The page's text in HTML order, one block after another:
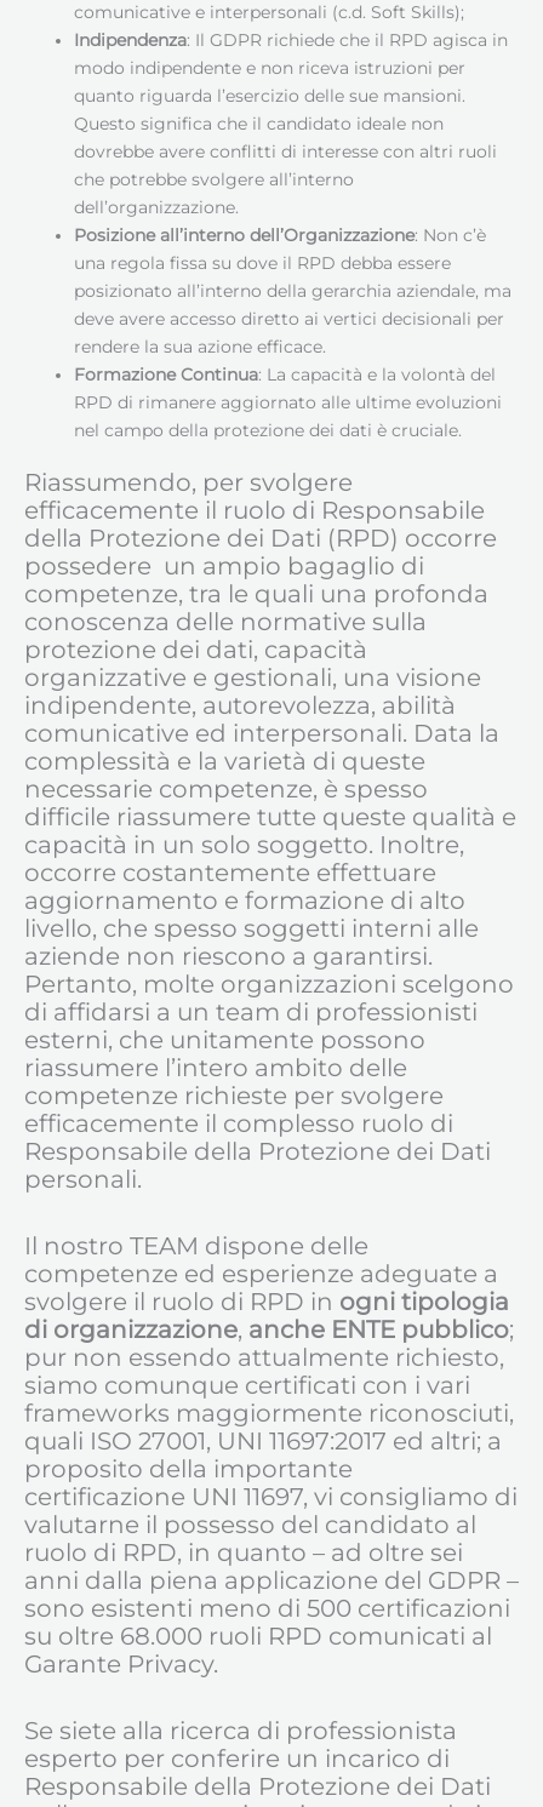
comunicative e interpersonali (c.d. Soft Skills);
Indipendenza: Il GDPR richiede che il RPD agisca in
modo indipendente e non riceva istruzioni per
quanto riguarda l’esercizio delle sue mansioni.
Questo significa che il candidato ideale non
dovrebbe avere conflitti di interesse con altri ruoli
che potrebbe svolgere all’interno
dell’organizzazione.
Posizione all’interno dell’Organizzazione: Non c’è
una regola fissa su dove il RPD debba essere
posizionato all’interno della gerarchia aziendale, ma
deve avere accesso diretto ai vertici decisionali per
rendere la sua azione efficace.
Formazione Continua: La capacità e la volontà del
RPD di rimanere aggiornato alle ultime evoluzioni
nel campo della protezione dei dati è cruciale.
Riassumendo, per svolgere
efficacemente il ruolo di Responsabile
della Protezione dei Dati (RPD) occorre
possedere un ampio bagaglio di
competenze, tra le quali una profonda
conoscenza delle normative sulla
protezione dei dati, capacità
organizzative e gestionali, una visione
indipendente, autorevolezza, abilità
comunicative ed interpersonali. Data la
complessità e la varietà di queste
necessarie competenze, è spesso
difficile riassumere tutte queste qualità e
capacità in un solo soggetto. Inoltre,
occorre costantemente effettuare
aggiornamento e formazione di alto
livello, che spesso soggetti interni alle
aziende non riescono a garantirsi.
Pertanto, molte organizzazioni scelgono
di affidarsi a un team di professionisti
esterni, che unitamente possono
riassumere l’intero ambito delle
competenze richieste per svolgere
efficacemente il complesso ruolo di
Responsabile della Protezione dei Dati
personali.
Il nostro TEAM dispone delle
competenze ed esperienze adeguate a
svolgere il ruolo di RPD in ogni tipologia
di organizzazione, anche ENTE pubblico;
pur non essendo attualmente richiesto,
siamo comunque certificati con i vari
frameworks maggiormente riconosciuti,
quali ISO 27001, UNI 11697:2017 ed altri; a
proposito della importante
certificazione UNI 11697, vi consigliamo di
valutarne il possesso del candidato al
ruolo di RPD, in quanto – ad oltre sei
anni dalla piena applicazione del GDPR –
sono esistenti meno di 500 certificazioni
su oltre 68.000 ruoli RPD comunicati al
Garante Privacy.
Se siete alla ricerca di professionista
esperto per conferire un incarico di
Responsabile della Protezione dei Dati